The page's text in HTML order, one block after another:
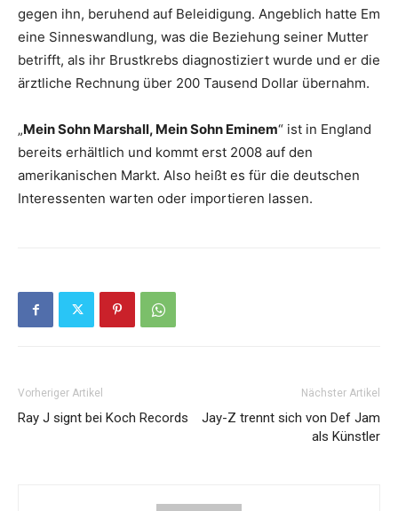
gegen ihn, beruhend auf Beleidigung. Angeblich hatte Em
eine Sinneswandlung, was die Beziehung seiner Mutter
betrifft, als ihr Brustkrebs diagnostiziert wurde und er die
ärztliche Rechnung über 200 Tausend Dollar übernahm.
„Mein Sohn Marshall, Mein Sohn Eminem“ ist in England
bereits erhältlich und kommt erst 2008 auf den
amerikanischen Markt. Also heißt es für die deutschen
Interessenten warten oder importieren lassen.
Vorheriger Artikel
Ray J signt bei Koch Records
Nächster Artikel
Jay-Z trennt sich von Def Jam
als Künstler